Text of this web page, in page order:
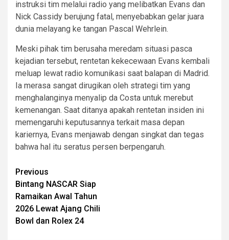
instruksi tim melalui radio yang melibatkan Evans dan
Nick Cassidy berujung fatal, menyebabkan gelar juara
dunia melayang ke tangan Pascal Wehrlein.
Meski pihak tim berusaha meredam situasi pasca
kejadian tersebut, rentetan kekecewaan Evans kembali
meluap lewat radio komunikasi saat balapan di Madrid.
Ia merasa sangat dirugikan oleh strategi tim yang
menghalanginya menyalip da Costa untuk merebut
kemenangan. Saat ditanya apakah rentetan insiden ini
memengaruhi keputusannya terkait masa depan
kariernya, Evans menjawab dengan singkat dan tegas
bahwa hal itu seratus persen berpengaruh.
Continue
Reading
Previous
Bintang NASCAR Siap
Ramaikan Awal Tahun
2026 Lewat Ajang Chili
Bowl dan Rolex 24